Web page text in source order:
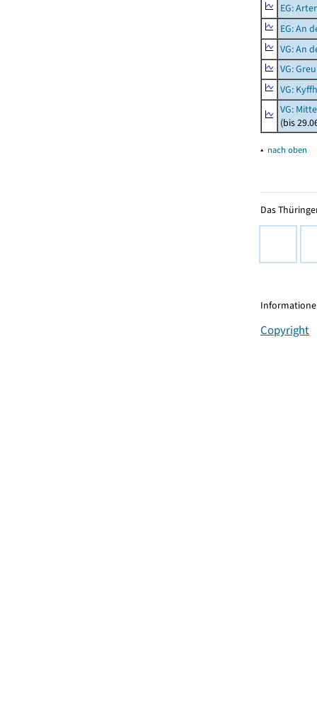
EG:
EG: An
VG: An
VG:
VG:
VG:
(bis
▴ nach oben
Das
Copyright